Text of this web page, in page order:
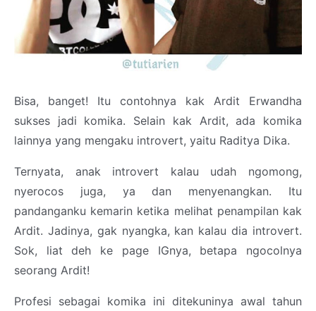
Bisa, banget! Itu contohnya kak Ardit Erwandha
sukses jadi komika. Selain kak Ardit, ada komika
lainnya yang mengaku introvert, yaitu Raditya Dika.
Ternyata, anak introvert kalau udah ngomong,
nyerocos juga, ya dan menyenangkan. Itu
pandanganku kemarin ketika melihat penampilan kak
Ardit. Jadinya, gak nyangka, kan kalau dia introvert.
Sok, liat deh ke page IGnya, betapa ngocolnya
seorang Ardit!
Profesi sebagai komika ini ditekuninya awal tahun